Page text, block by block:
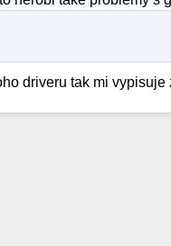
driveru tak mi